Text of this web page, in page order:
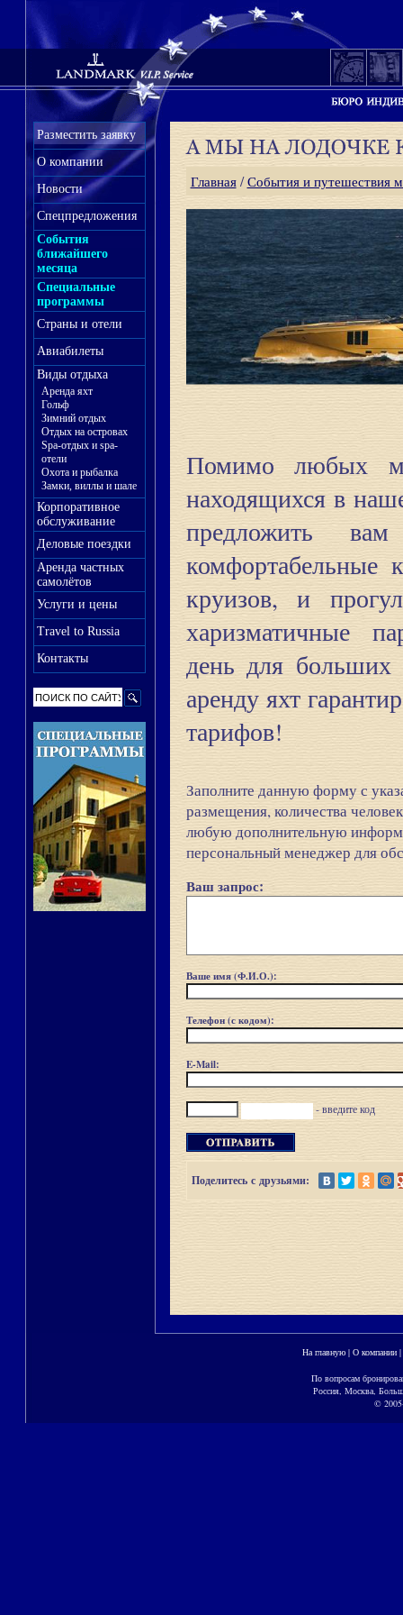
Разместить заявку
О компании
Новости
Спецпредложения
События
ближайшего
месяца
Специальные
программы
Страны и отели
Авиабилеты
Виды отдыха
Аренда яхт
Гольф
Зимний отдых
Отдых на островах
Spa-отдых и spa-
отели
Охота и рыбалка
Замки, виллы и шале
Корпоративное
обслуживание
Деловые поездки
Аренда частных
самолётов
Услуги и цены
Travel to Russia
Контакты
Главная/События и путешествия
Помимо любых
находящихся в
предложить
комфортабельные
круизов, и
харизматичные
день для
аренду яхт
тарифов!
Заполните данную форму с
размещения, количества
любую дополнительную
персональный менеджер для
Ваш запрос:
Ваше имя (Ф.И.О.):
Телефон (с кодом):
E-Mail:
- введите код
Поделитесь с друзьями:
На главную | О компании |
По вопросам
Россия, Москва,
©